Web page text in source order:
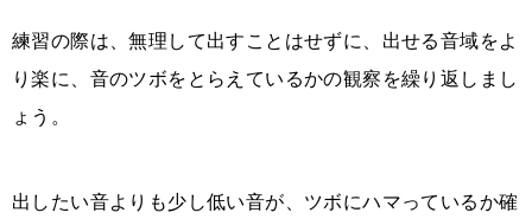
練習の際は、無理して出すことはせずに、出せる音域をよ
り楽に、音のツボをとらえているかの観察を繰り返しまし
ょう。
出したい音よりも少し低い音が、ツボにハマっているか確